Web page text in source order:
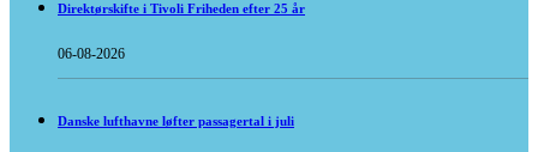
Direktørskifte i Tivoli Friheden efter 25 år
06-08-2026
Danske lufthavne løfter passagertal i juli